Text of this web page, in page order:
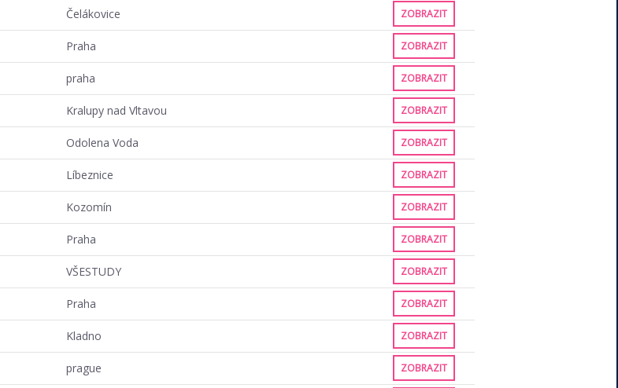
Čelákovice ZOBRAZIT
Praha ZOBRAZIT
praha ZOBRAZIT
Kralupy nad Vltavou ZOBRAZIT
Odolena Voda ZOBRAZIT
Líbeznice ZOBRAZIT
Kozomín ZOBRAZIT
Praha ZOBRAZIT
VŠESTUDY ZOBRAZIT
Praha ZOBRAZIT
Kladno ZOBRAZIT
prague ZOBRAZIT